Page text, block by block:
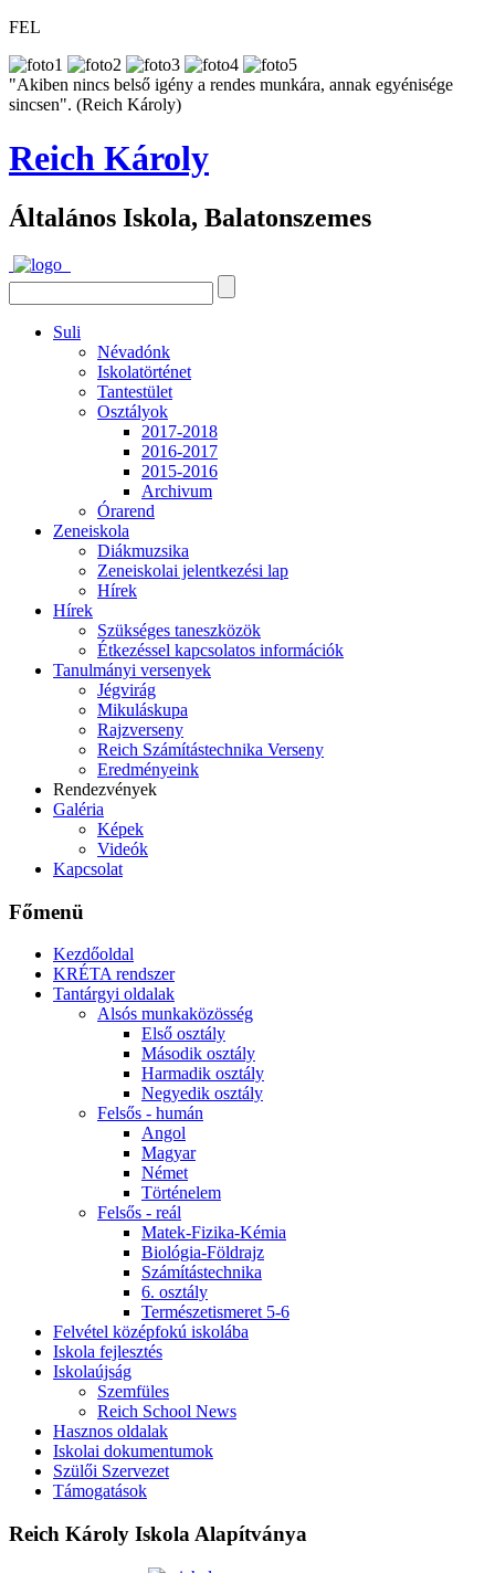
FEL
"Akiben nincs belső igény a rendes munkára, annak egyénisége
sincsen". (Reich Károly)
Reich Károly
Általános Iskola, Balatonszemes
Suli
Névadónk
Iskolatörténet
Tantestület
Osztályok
2017-2018
2016-2017
2015-2016
Archivum
Órarend
Zeneiskola
Diákmuzsika
Zeneiskolai jelentkezési lap
Hírek
Hírek
Szükséges taneszközök
Étkezéssel kapcsolatos információk
Tanulmányi versenyek
Jégvirág
Mikuláskupa
Rajzverseny
Reich Számítástechnika Verseny
Eredményeink
Rendezvények
Galéria
Képek
Videók
Kapcsolat
Főmenü
Kezdőoldal
KRÉTA rendszer
Tantárgyi oldalak
Alsós munkaközösség
Első osztály
Második osztály
Harmadik osztály
Negyedik osztály
Felsős - humán
Angol
Magyar
Német
Történelem
Felsős - reál
Matek-Fizika-Kémia
Biológia-Földrajz
Számítástechnika
6. osztály
Természetismeret 5-6
Felvétel középfokú iskolába
Iskola fejlesztés
Iskolaújság
Szemfüles
Reich School News
Hasznos oldalak
Iskolai dokumentumok
Szülői Szervezet
Támogatások
Reich Károly Iskola Alapítványa